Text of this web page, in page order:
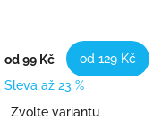
od99 Kč
od 129 Kč
Sleva až 23 %
cena:
Zvolte variantu